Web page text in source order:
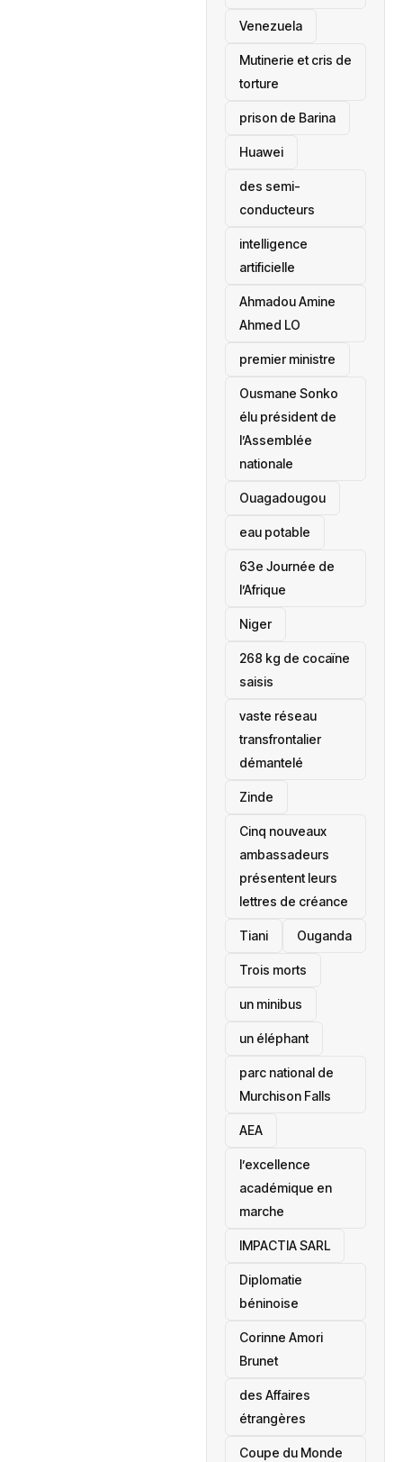
‎Venezuela
Mutinerie et cris de
torture
prison de Barina
Huawei
des semi-
conducteurs
intelligence
artificielle
Ahmadou Amine
Ahmed LO
premier ministre
Ousmane Sonko
élu président de
l’Assemblée
nationale
‎Ouagadougou
eau potable
63e Journée de
l’Afrique
‎Niger
268 kg de cocaïne
saisis
vaste réseau
transfrontalier
démantelé
Zinde
Cinq nouveaux
ambassadeurs
présentent leurs
lettres de créance
Tiani ‎Ouganda
Trois morts
un minibus
un éléphant
parc national de
Murchison Falls
AEA
l’excellence
académique en
marche
IMPACTIA SARL
‎Diplomatie
béninoise
Corinne Amori
Brunet
des Affaires
étrangères
‎Coupe du Monde